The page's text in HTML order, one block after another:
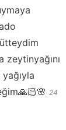
zeytinyağını
24